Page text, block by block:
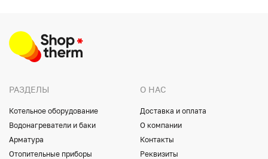
РАЗДЕЛЫ
Котельное оборудование
Водонагреватели и баки
Арматура
Отопительные приборы
О НАС
Доставка и оплата
О компании
Контакты
Реквизиты